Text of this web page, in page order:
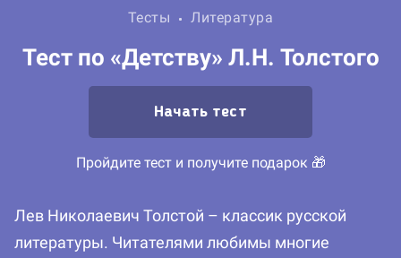
Тесты Литература
Тест по «Детству» Л.Н. Толстого
Начать тест
Пройдите тест и получите подарок 🎁
Лев Николаевич Толстой – классик русской
литературы. Читателями любимы многие